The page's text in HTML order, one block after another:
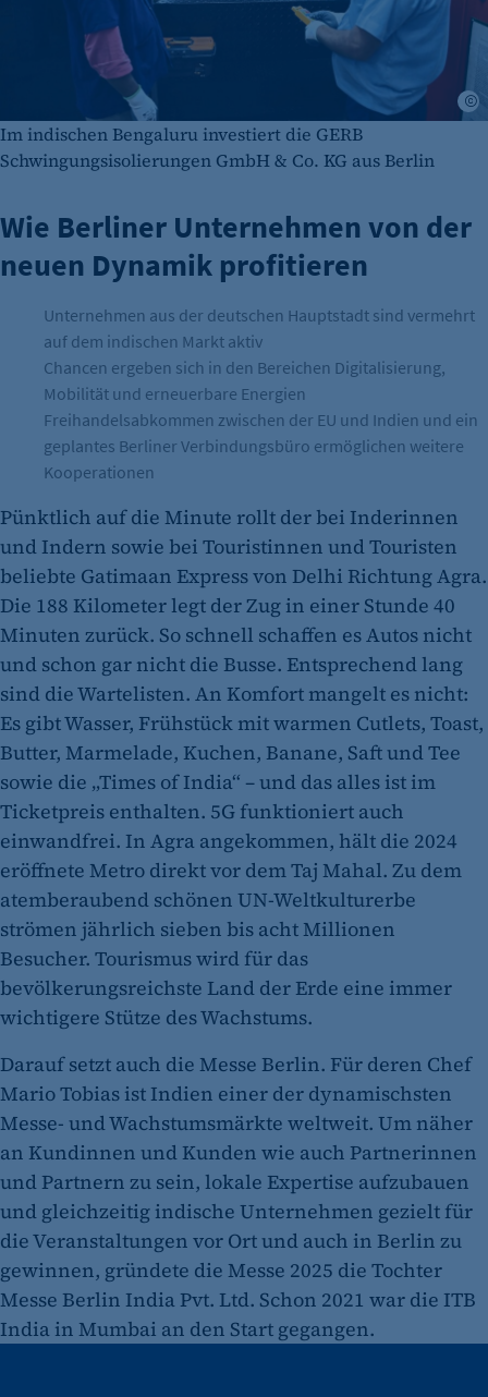
Im indischen Bengaluru investiert die GERB
Schwingungsisolierungen GmbH & Co. KG aus Berlin
Wie Berliner Unternehmen von der
neuen Dynamik profitieren
Unternehmen aus der deutschen Hauptstadt sind vermehrt
auf dem indischen Markt aktiv
Chancen ergeben sich in den Bereichen Digitalisierung,
Mobilität und erneuerbare Energien
Freihandelsabkommen zwischen der EU und Indien und ein
geplantes Berliner Verbindungsbüro ermöglichen weitere
Kooperationen
Pünktlich auf die Minute rollt der bei Inde­rinnen
und Indern sowie bei Touristinnen und Touristen
beliebte Gatimaan Express von Delhi Richtung Agra.
Die 188 Kilometer legt der Zug in einer Stunde 40
Minuten zurück. So schnell schaffen es Autos nicht
und schon gar nicht die Busse. Entsprechend lang
sind die Wartelisten. An Komfort mangelt es nicht:
Es gibt Wasser, Frühstück mit warmen Cutlets, Toast,
Butter, Marmelade, Kuchen, Banane, Saft und Tee
sowie die „Times of India“ – und das alles ist im
Ticketpreis enthalten. 5G funktioniert auch
einwandfrei. In Agra angekommen, hält die 2024
eröffnete Metro direkt vor dem Taj Mahal. Zu dem
atemberaubend schönen UN-Weltkulturerbe
strömen jährlich sieben bis acht Millionen
Besucher. Tourismus wird für das
bevölkerungsreichste Land der Erde eine immer
wichtigere Stütze des Wachstums.
Darauf setzt auch die Messe Berlin. Für deren Chef
Mario Tobias ist Indien einer der dynamischsten
Messe- und Wachstumsmärkte weltweit. Um näher
an Kundinnen und Kunden wie auch Partnerinnen
und Partnern zu sein, lokale Expertise aufzubauen
und gleichzeitig indische Unternehmen gezielt für
die Veranstaltungen vor Ort und auch in Berlin zu
gewinnen, gründete die Messe 2025 die Tochter
Messe Berlin India Pvt. Ltd. Schon 2021 war die ITB
India in Mumbai an den Start gegangen.